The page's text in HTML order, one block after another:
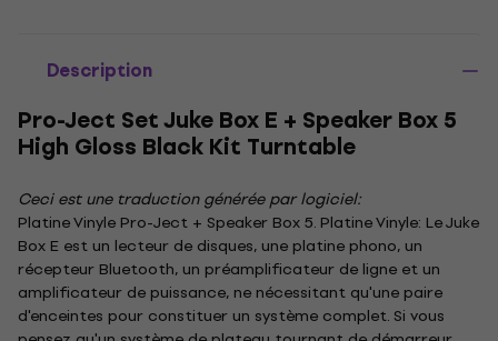
Description
Pro-Ject Set Juke Box E + Speaker Box 5
High Gloss Black Kit Turntable
Ceci est une traduction générée par logiciel:
Platine Vinyle Pro-Ject + Speaker Box 5. Platine Vinyle: Le Juke
Box E est un lecteur de disques, une platine phono, un
récepteur Bluetooth, un préamplificateur de ligne et un
amplificateur de puissance, ne nécessitant qu'une paire
d'enceintes pour constituer un système complet. Si vous